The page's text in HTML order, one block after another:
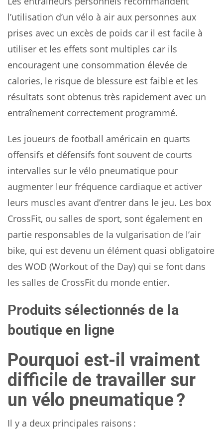
l’utilisation d’un vélo à air aux personnes aux
prises avec un excès de poids car il est facile à
utiliser et les effets sont multiples car ils
encouragent une consommation élevée de
calories, le risque de blessure est faible et les
résultats sont obtenus très rapidement avec un
entraînement correctement programmé.
Les joueurs de football américain en quarts
offensifs et défensifs font souvent de courts
intervalles sur le vélo pneumatique pour
augmenter leur fréquence cardiaque et activer
leurs muscles avant d’entrer dans le jeu. Les box
CrossFit, ou salles de sport, sont également en
partie responsables de la vulgarisation de l’air
bike, qui est devenu un élément quasi obligatoire
des WOD (Workout of the Day) qui se font dans
les salles de CrossFit du monde entier.
Produits sélectionnés de la
boutique en ligne
Pourquoi est-il vraiment
difficile de travailler sur
un vélo pneumatique ?
Il y a deux principales raisons :